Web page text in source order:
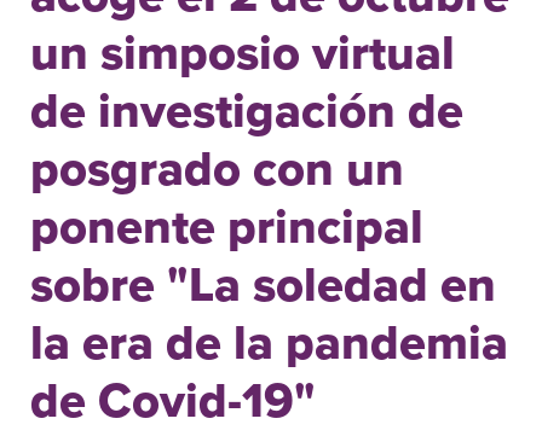
un simposio virtual
de investigación de
posgrado con un
ponente principal
sobre "La soledad en
la era de la pandemia
de Covid-19"